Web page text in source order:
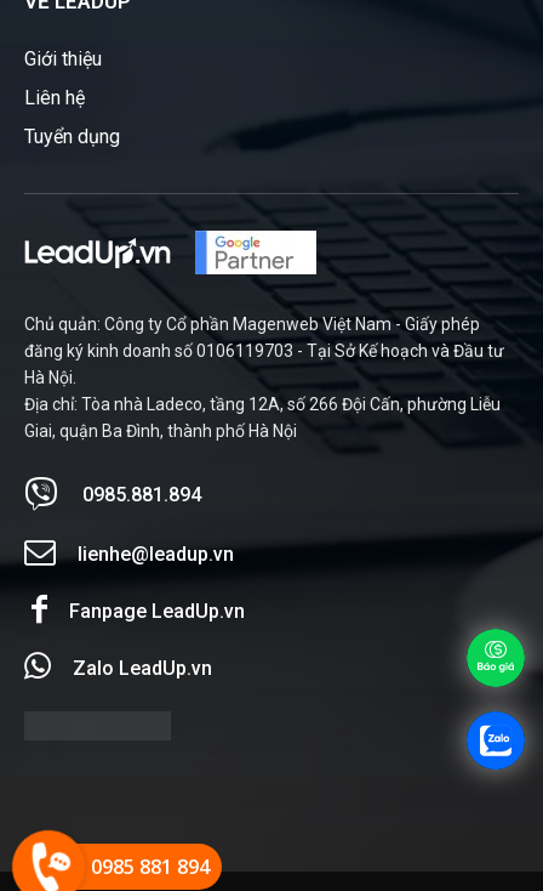
Giới thiệu
Liên hệ
Tuyển dụng
Chủ quản: Công ty Cổ phần Magenweb Việt Nam - Giấy phép
đăng ký kinh doanh số 0106119703 - Tại Sở Kế hoạch và Đầu tư
Hà Nội.
Địa chỉ: Tòa nhà Ladeco, tầng 12A, số 266 Đội Cấn, phường Liễu
Giai, quận Ba Đình, thành phố Hà Nội
0985.881.894
lienhe@leadup.vn
Fanpage LeadUp.vn
Zalo LeadUp.vn
0985 881 894